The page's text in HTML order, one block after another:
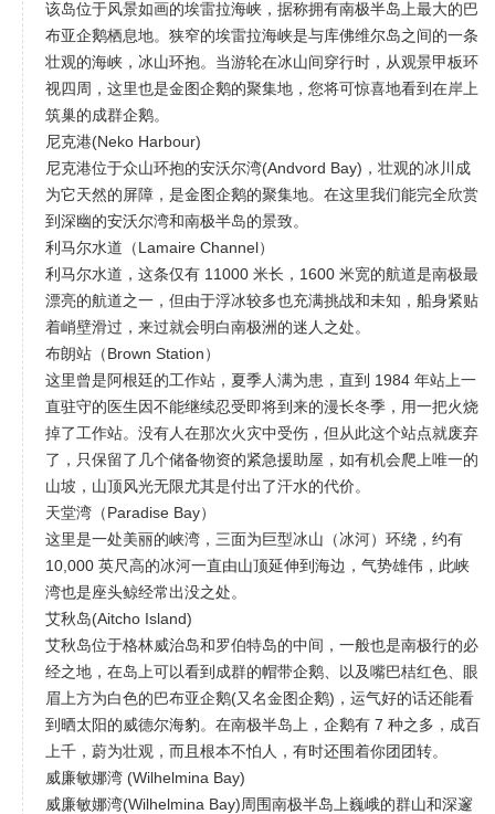
该岛位于风景如画的埃雷拉海峡，据称拥有南极半岛上最大的巴
布亚企鹅栖息地。狭窄的埃雷拉海峡是与库佛维尔岛之间的一条
壮观的海峡，冰山环抱。当游轮在冰山间穿行时，从观景甲板环
视四周，这里也是金图企鹅的聚集地，您将可惊喜地看到在岸上
筑巢的成群企鹅。
尼克港(Neko Harbour)
尼克港位于众山环抱的安沃尔湾(Andvord Bay)，壮观的冰川成
为它天然的屏障，是金图企鹅的聚集地。在这里我们能完全欣赏
到深幽的安沃尔湾和南极半岛的景致。
利马尔水道（Lamaire Channel）
利马尔水道，这条仅有 11000 米长，1600 米宽的航道是南极最
漂亮的航道之一，但由于浮冰较多也充满挑战和未知，船身紧贴
着峭壁滑过，来过就会明白南极洲的迷人之处。
布朗站（Brown Station）
这里曾是阿根廷的工作站，夏季人满为患，直到 1984 年站上一
直驻守的医生因不能继续忍受即将到来的漫长冬季，用一把火烧
掉了工作站。没有人在那次火灾中受伤，但从此这个站点就废弃
了，只保留了几个储备物资的紧急援助屋，如有机会爬上唯一的
山坡，山顶风光无限尤其是付出了汗水的代价。
天堂湾（Paradise Bay）
这里是一处美丽的峡湾，三面为巨型冰山（冰河）环绕，约有
10,000 英尺高的冰河一直由山顶延伸到海边，气势雄伟，此峡
湾也是座头鲸经常出没之处。
艾秋岛(Aitcho Island)
艾秋岛位于格林威治岛和罗伯特岛的中间，一般也是南极行的必
经之地，在岛上可以看到成群的帽带企鹅、以及嘴巴桔红色、眼
眉上方为白色的巴布亚企鹅(又名金图企鹅)，运气好的话还能看
到晒太阳的威德尔海豹。在南极半岛上，企鹅有 7 种之多，成百
上千，蔚为壮观，而且根本不怕人，有时还围着你团团转。
威廉敏娜湾 (Wilhelmina Bay)
威廉敏娜湾(Wilhelmina Bay)周围南极半岛上巍峨的群山和深邃